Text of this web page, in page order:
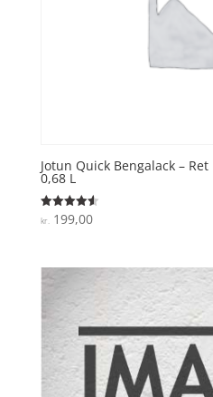
Jotun Quick Bengalack –
0,68 L
Vurderet
4.6
kr.199,00